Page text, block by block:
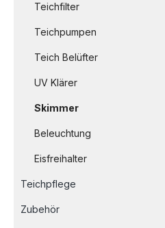
Teichfilter
Teichpumpen
Teich Belüfter
UV Klärer
Skimmer
Beleuchtung
Eisfreihalter
Teichpflege
Zubehör